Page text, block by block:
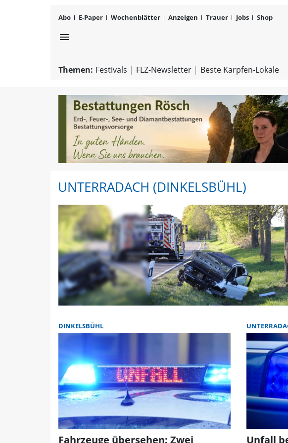
Abo E-Paper Wochenblätter Anzeigen Trauer Jobs Shop
menu
Themen: Festivals FLZ-Newsletter Beste Karpfen-Lokale
UNTERRADACH (DINKELSBÜHL)
DINKELSBÜHL
Fahrzeuge übersehen: Zwei Unfall